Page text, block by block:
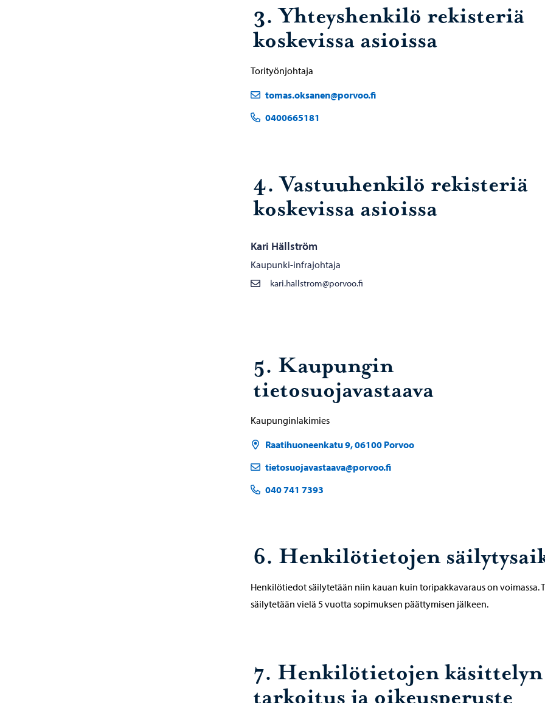
3. Yhteyshenkilö rekisteriä
koskevissa asioissa
Torityönjohtaja
tomas.oksanen@porvoo.fi
0400665181
4. Vastuuhenkilö rekisteriä
koskevissa asioissa
Kari Hällström
Kaupunki-infrajohtaja
kari.hallstrom@porvoo.fi
5. Kaupungin
tietosuojavastaava
Kaupunginlakimies
Raatihuoneenkatu 9, 06100 Porvoo
tietosuojavastaava@porvoo.fi
040 741 7393
6. Henkilötietojen
Henkilötiedot säilytetään niin kauan kuin toripakkavaraus on voimassa.
säilytetään vielä 5 vuotta sopimuksen päättymisen jälkeen.
7. Henkilötietojen käsittelyn
tarkoitus ja oikeusperuste